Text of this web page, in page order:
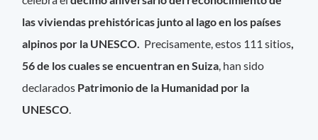
las viviendas prehistóricas junto al lago en los países
alpinos por la UNESCO. Precisamente, estos 111 sitios
56 de los cuales se encuentran en Suiza , han sido
declarados Patrimonio de la Humanidad por la
UNESCO